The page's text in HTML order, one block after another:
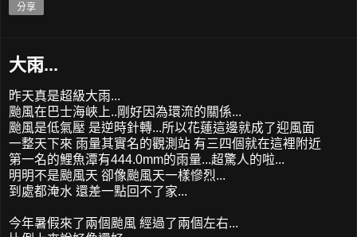
分享
大雨...
昨天真是超級大雨...
颱風在巴士海峽上..剛好因為環流的關係...
颱風是低氣壓 是逆時針轉...所以花蓮這邊就成了迎風面
一整天下來 雨量其實名的觀測站 有三四個就在這裡附近
第一名的鯉魚潭有444.0mm的雨量...超驚人的啦...
明明不是颱風天 卻像颱風天一樣慘烈...
到處都淹水 還差一點回不了家...
今年暑假來了兩個颱風 經過了兩個左右...